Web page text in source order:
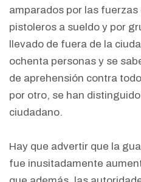
amparados por las
pistoleros a sueldo y por
llevado de fuera de la
ochenta personas y se
de aprehensión contra
por otro, se han
ciudadano.
Hay que advertir que la
fue inusitadamente